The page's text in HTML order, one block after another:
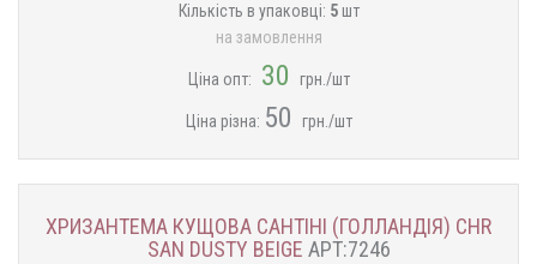
Кількість в упаковці: 5шт
на замовлення
Ціна опт: 30 грн./шт
Ціна різна: 50 грн./шт
ХРИЗАНТЕМА КУЩОВА САНТІНІ (ГОЛЛАНДІЯ) CHR
SAN DUSTY BEIGE АРТ:7246